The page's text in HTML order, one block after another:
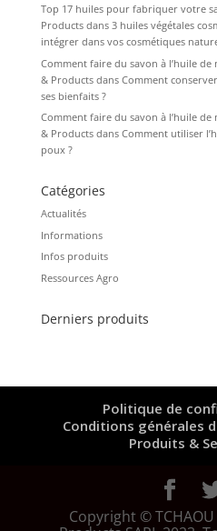
Top 17 huiles pour fabriquer votre
Productsdans 3 huiles végétales
intégrer dans vos cosmétiques
Comment faire du savon à l’huile de
& Productsdans Comment
ses bienfaits ?
Comment faire du savon à l’huile de
& Productsdans Comment utiliser
poux ?
Catégories
Actualités
Informations
Infos produits
Ressources Agro
Derniers produits
Politique de
Conditions générales
Produits &
Copyright ©